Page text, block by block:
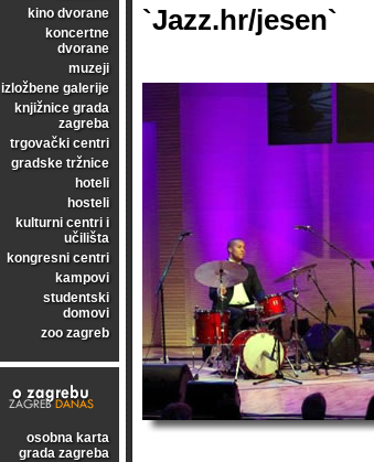
kino dvorane
koncertne
dvorane
muzeji
izložbene galerije
knjižnice grada
zagreba
trgovački centri
gradske tržnice
hoteli
hosteli
kulturni centri i
učilišta
kongresni centri
kampovi
studentski
domovi
zoo zagreb
osobna karta
grada zagreba
`Jazz.hr/jesen`